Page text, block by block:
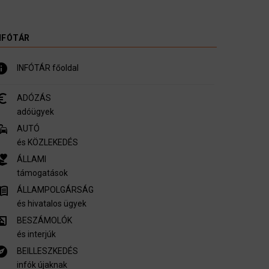
INFÓTÁR főoldal
ADÓZÁS
adóügyek
AUTÓ
és KÖZLEKEDÉS
ÁLLAMI
támogatások
ÁLLAMPOLGÁRSÁG
és hivatalos ügyek
BESZÁMOLÓK
és interjúk
BEILLESZKEDÉS
infók újaknak